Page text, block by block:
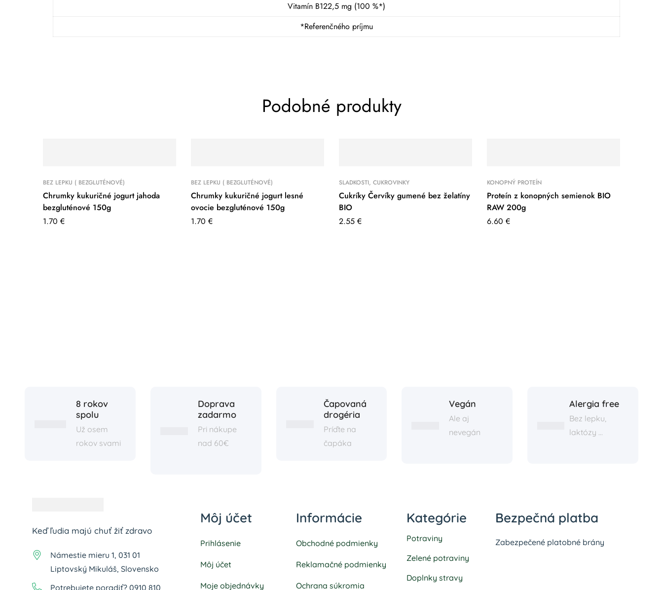
Vitamín B122,5 mg (100 %*)
*Referenčného príjmu
Podobné produkty
BEZ LEPKU ( BEZGLUTÉNOVÉ)
Chrumky kukuričné jogurt jahoda
bezgluténové 150g
1.70 €
BEZ LEPKU ( BEZGLUTÉNOVÉ)
Chrumky kukuričné jogurt lesné
ovocie bezgluténové 150g
1.70 €
SLADKOSTI, CUKROVINKY
Cukríky Červíky gumené bez želatíny
BIO
2.55 €
KONOPNÝ PROTEÍN
Proteín z konopných semienok BIO
RAW 200g
6.60 €
8 rokov
spolu
Už osem
rokov svami
Doprava
zadarmo
Pri nákupe
nad 60€
Čapovaná
drogéria
Príďte na
čapáka
Vegán
Ale aj
nevegán
Alergia free
Bez lepku,
laktózy ...
Keď ľudia majú chuť žiť zdravo
Námestie mieru 1, 031 01
Liptovský Mikuláš, Slovensko
Potrebujete poradiť? 0910 810
Môj účet
Prihlásenie
Môj účet
Moje objednávky
Informácie
Obchodné podmienky
Reklamačné podmienky
Ochrana súkromia
Kategórie
Potraviny
Zelené potraviny
Doplnky stravy
Bezpečná platba
Zabezpečené platobné brány